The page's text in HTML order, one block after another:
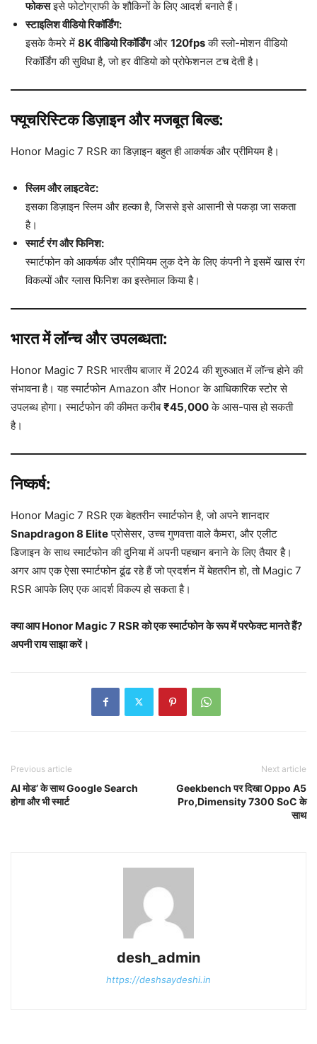
फोकसइसे फोटोग्राफी के शौकिनों के लिए आदर्श बनाते हैं।
स्टाइलिश वीडियो रिकॉर्डिंग:
इसके कैमरे में 8K वीडियो रिकॉर्डिंगऔर 120fpsकी स्लो-मोशन वीडियो
रिकॉर्डिंग की सुविधा है, जो हर वीडियो को प्रोफेशनल टच देती है।
फ्यूचरिस्टिक डिज़ाइन और मजबूत बिल्ड:
Honor Magic 7 RSR का डिज़ाइन बहुत ही आकर्षक और प्रीमियम है।
स्लिम और लाइटवेट:
इसका डिज़ाइन स्लिम और हल्का है, जिससे इसे आसानी से पकड़ा जा सकता
है।
स्मार्ट रंग और फिनिश:
स्मार्टफोन को आकर्षक और प्रीमियम लुक देने के लिए कंपनी ने इसमें खास रंग
विकल्पों और ग्लास फिनिश का इस्तेमाल किया है।
भारत में लॉन्च और उपलब्धता:
Honor Magic 7 RSR भारतीय बाजार में 2024 की शुरुआत में लॉन्च होने की
संभावना है। यह स्मार्टफोन Amazon और Honor के आधिकारिक स्टोर से
उपलब्ध होगा। स्मार्टफोन की कीमत करीब₹45,000के आस-पास हो सकती
है।
निष्कर्ष:
Honor Magic 7 RSR एक बेहतरीन स्मार्टफोन है, जो अपने शानदार
Snapdragon 8 Eliteप्रोसेसर, उच्च गुणवत्ता वाले कैमरा, और एलीट
डिजाइन के साथ स्मार्टफोन की दुनिया में अपनी पहचान बनाने के लिए तैयार है।
अगर आप एक ऐसा स्मार्टफोन ढूंढ रहे हैं जो प्रदर्शन में बेहतरीन हो, तो Magic 7
RSR आपके लिए एक आदर्श विकल्प हो सकता है।
क्या आप Honor Magic 7 RSR को एक स्मार्टफोन के रूप में परफेक्ट मानते हैं?
अपनी राय साझा करें।
Previous article
AI मोड’ के साथ Google Search
होगा और भी स्मार्ट
Next article
Geekbench पर दिखा Oppo A5
Pro,Dimensity 7300 SoC के
साथ
desh_admin
https://deshsaydeshi.in